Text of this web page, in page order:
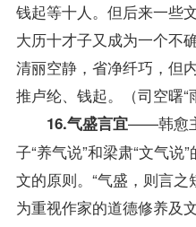
钱起等十人。但后来一些
大历十才子又成为一个不
清丽空静，省净纤巧，但
推卢纶、钱起。（司空曙“
16.气盛言宜——韩愈
子“养气说”和梁肃“文气说
文的原则。“气盛，则言之
为重视作家的道德修养及